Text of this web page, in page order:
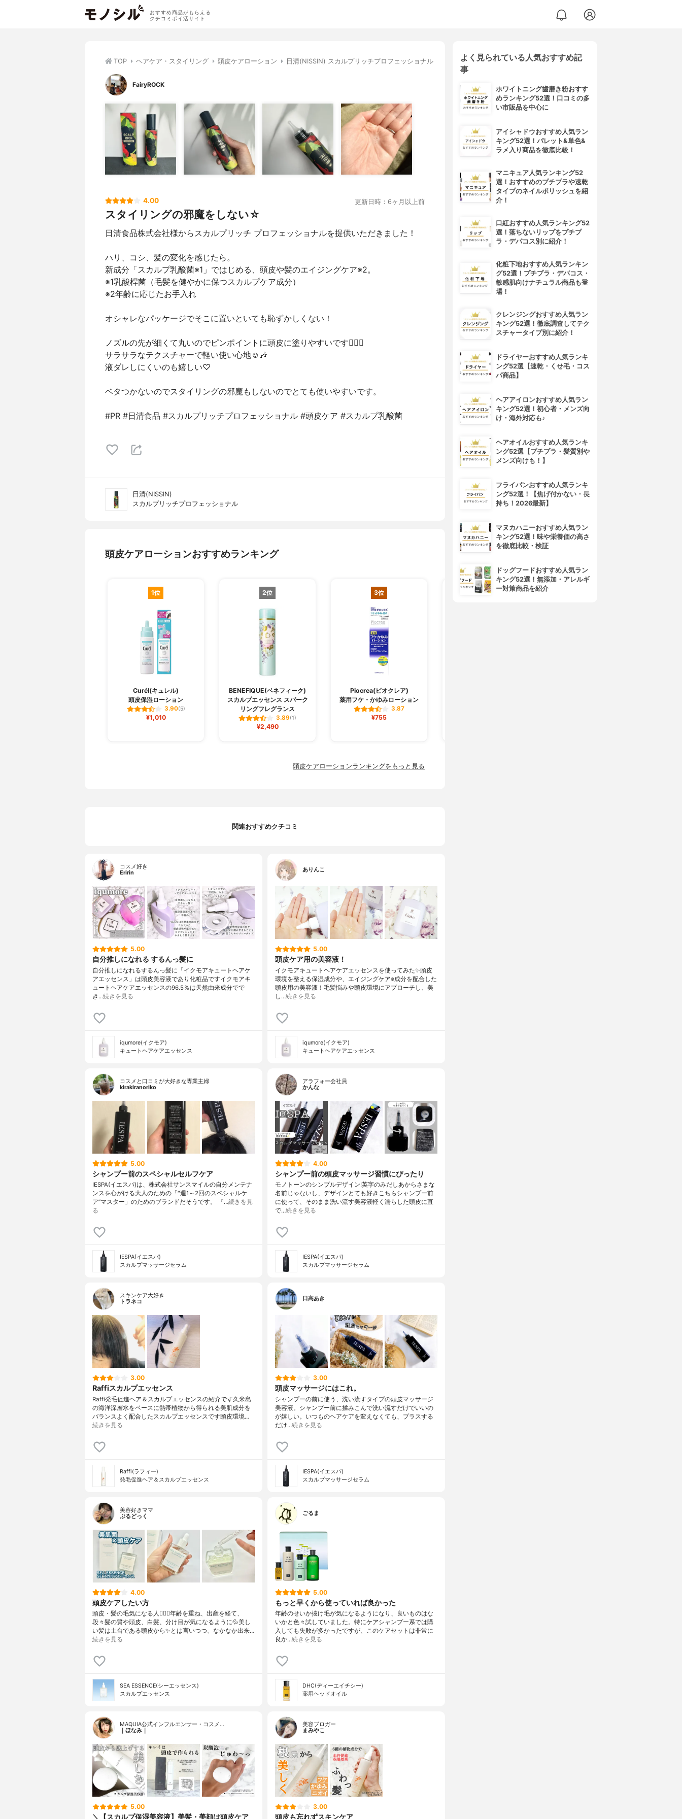
おすすめ商品がもらえる
クチコミポイ活サイト
TOP ヘアケア・スタイリング 頭皮ケアローション 日清(NISSIN) スカルプリッチプロフェッショナル
FairyROCK
4.00 更新日時：6ヶ月以上前
スタイリングの邪魔をしない☆
日清食品株式会社様からスカルプリッチ プロフェッショナルを提供いただきました！
ハリ、コシ、髪の変化を感じたら。
新成分「スカルプ乳酸菌※1」ではじめる、頭皮や髪のエイジングケア※2。
※1乳酸桿菌（毛髪を健やかに保つスカルプケア成分）
※2年齢に応じたお手入れ
オシャレなパッケージでそこに置いといても恥ずかしくない！
ノズルの先が細くて丸いのでピンポイントに頭皮に塗りやすいです🙆‍♀️✨
サラサラなテクスチャーで軽い使い心地☺️🎶
液ダレしにくいのも嬉しい♡
ベタつかないのでスタイリングの邪魔もしないのでとても使いやすいです。
#PR #日清食品 #スカルプリッチプロフェッショナル #頭皮ケア #スカルプ乳酸菌
日清(NISSIN)
スカルプリッチプロフェッショナル
頭皮ケアローションおすすめランキング
1位
Curél(キュレル)
頭皮保湿ローション
3.90(5)
¥1,010
2位
BENEFIQUE(ベネフィーク)
スカルプエッセンス スパーク
リングフレグランス
3.89(1)
¥2,490
3位
Piocrea(ピオクレア)
薬用フケ・かゆみローション
3.87
¥755
4位
頭皮ケアローションランキングをもっと見る
関連おすすめクチコミ
コスメ好き
Eririn
5.00
自分推しになれる するんっ髪に
自分推しになれるするんっ髪に「イクモアキュートヘアケ
アエッセンス」は頭皮美容液であり化粧品ですイクモアキ
ュートヘアケアエッセンスの96.5％は天然由来成分でで
き…続きを見る
iqumore(イクモア)
キュートヘアケアエッセンス
ありんこ
5.00
頭皮ケア用の美容液！
イクモアキュートヘアケアエッセンスを使ってみた✨頭皮
環境を整える保湿成分や、エイジングケア※成分を配合した
頭皮用の美容液！毛髪悩みや頭皮環境にアプローチし、美
し…続きを見る
iqumore(イクモア)
キュートヘアケアエッセンス
コスメと口コミが大好きな専業主婦
kirakiranoriko
5.00
シャンプー前のスペシャルセルフケア
IESPA(イエスパ)は、株式会社サンスマイルの自分メンテナ
ンスを心がける大人のための「″週1～2回のスペシャルケ
ア”マスター」のためのブランドだそうです。 『…続きを見
る
IESPA(イエスパ)
スカルプマッサージセラム
アラフォー会社員
かんな
4.00
シャンプー前の頭皮マッサージ習慣にぴったり
モノトーンのシンプルデザイン!英字のみだしあからさまな
名前じゃないし、デザインとても好きこちらシャンプー前
に使って、そのまま洗い流す美容液軽く濡らした頭皮に直
で…続きを見る
IESPA(イエスパ)
スカルプマッサージセラム
スキンケア大好き
トラネコ
3.00
Raffiスカルプエッセンス
Raffi発毛促進ヘア＆スカルプエッセンスの紹介です久米島
の海洋深層水をベースに熱帯植物から得られる美肌成分を
バランスよく配合したスカルプエッセンスです頭皮環境…
続きを見る
Raffi(ラフィー)
発毛促進ヘア＆スカルプエッセンス
日高あき
3.00
頭皮マッサージにはこれ。
シャンプーの前に使う、洗い流すタイプの頭皮マッサージ
美容液。シャンプー前に揉みこんで洗い流すだけでいいの
が嬉しい。いつものヘアケアを変えなくても、プラスする
だけ…続きを見る
IESPA(イエスパ)
スカルプマッサージセラム
美容好きママ
ぶるどっく
4.00
頭皮ケアしたい方
頭皮・髪の毛気になる人🙋🏻‍♀️年齢を重ね、出産を経て、
段々髪の質や頭皮、白髪、分け目が気になるように💦美し
い髪は土台である頭皮から✨とは言いつつ、なかなか出来…
続きを見る
SEA ESSENCE(シーエッセンス)
スカルプエッセンス
ごるま
5.00
もっと早くから使っていれば良かった
年齢のせいか抜け毛が気になるようになり、良いものはな
いかと色々試していました。特にケアシャンプー系では購
入しても失敗が多かったですが、このケアセットは非常に
良か…続きを見る
DHC(ディーエイチシー)
薬用ヘッドオイル
MAQUIA公式インフルエンサー・コスメ…
｜ほなみ｜
5.00
＼【スカルプ保湿美容液】美髪・美顔は頭皮ケア
美容ブロガー
まみやこ
3.00
頭皮も忘れずスキンケア
よく見られている人気おすすめ記
事
ホワイトニング歯磨き粉おすす
めランキング52選！口コミの多
い市販品を中心に
アイシャドウおすすめ人気ラン
キング52選！パレット&単色&
ラメ入り商品を徹底比較！
マニキュア人気ランキング52
選！おすすめのプチプラや速乾
タイプのネイルポリッシュを紹
介！
口紅おすすめ人気ランキング52
選！落ちないリップをプチプ
ラ・デパコス別に紹介！
化粧下地おすすめ人気ランキン
グ52選！プチプラ・デパコス・
敏感肌向けナチュラル商品も登
場！
クレンジングおすすめ人気ラン
キング52選！徹底調査してテク
スチャータイプ別に紹介！
ドライヤーおすすめ人気ランキ
ング52選【速乾・くせ毛・コス
パ商品】
ヘアアイロンおすすめ人気ラン
キング52選！初心者・メンズ向
け・海外対応も♪
ヘアオイルおすすめ人気ランキ
ング52選【プチプラ・髪質別や
メンズ向けも！】
フライパンおすすめ人気ランキ
ング52選！【焦げ付かない・長
持ち！2026最新】
マヌカハニーおすすめ人気ラン
キング52選！味や栄養価の高さ
を徹底比較・検証
ドッグフードおすすめ人気ラン
キング52選！無添加・アレルギ
ー対策商品を紹介